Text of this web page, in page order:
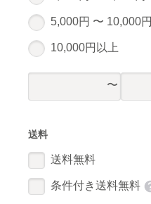
5,000円 〜 10,000円
10,000円以上
送料
送料無料
条件付き送料無料